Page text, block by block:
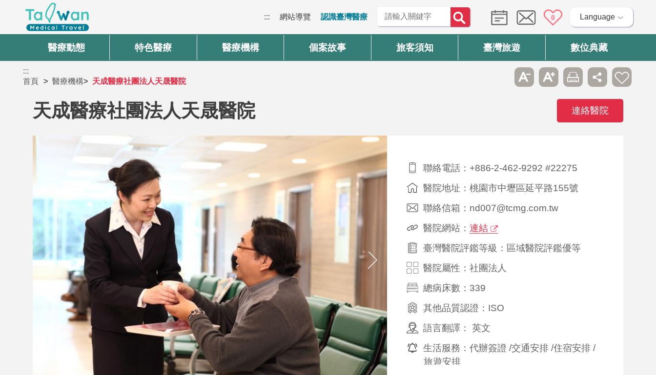
::: 網站導覽 認識臺灣醫療 0 Language
醫療動態 特色醫療 醫療機構 個案故事 旅客須知 臺灣旅遊 數位典藏
:::
首頁
醫療機構 天成醫療社團法人天晟醫院
天成醫療社團法人天晟醫院 連絡醫院
聯絡電話：+886-2-462-9292 #22275
醫院地址：桃園市中壢區延平路155號
聯絡信箱：nd007@tcmg.com.tw
醫院網站： 連結
臺灣醫院評鑑等級：區域醫院評鑑優等
醫院屬性：社團法人
總病床數：339
其他品質認證： ISO
語言翻譯： 英文
生活服務： 代辦簽證 /交通安排 /住宿安排 /
旅遊安排